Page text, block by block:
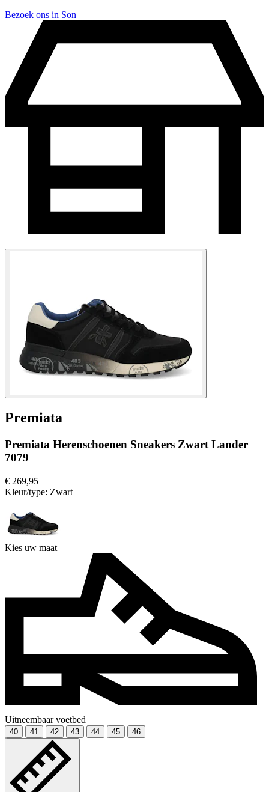
Bezoek ons in Son
Premiata
Premiata Herenschoenen Sneakers Zwart Lander
7079
€ 269,95
Kleur/type: Zwart
Kies uw maat
Uitneembaar voetbed
40 41 42 43 44 45 46